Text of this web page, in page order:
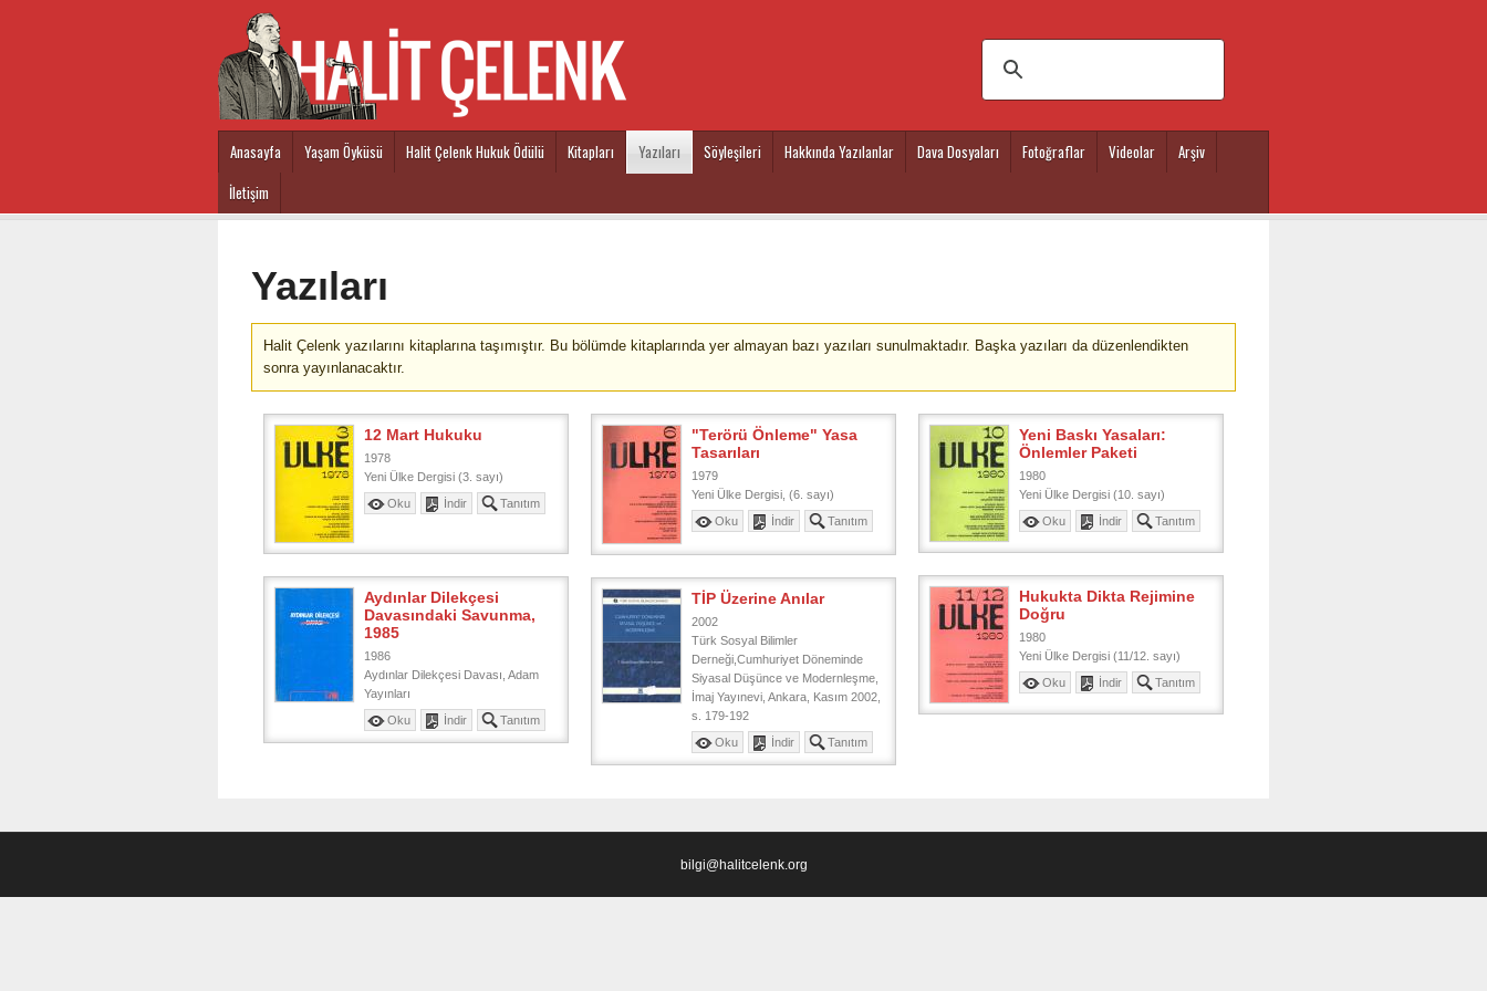
Main menu
Anasayfa Yaşam Öyküsü Halit Çelenk Hukuk Ödülü Kitapları Yazıları Söyleşileri Hakkında Yazılanlar Dava Dosyaları Fotoğraflar Videolar
Arşiv
İletişim
Yazıları
Halit Çelenk yazılarını kitaplarına taşımıştır. Bu bölümde kitaplarında yer almayan bazı yazıları sunulmaktadır. Başka yazıları da düzenlendikten
sonra yayınlanacaktır.
12 Mart Hukuku
1978
Yeni Ülke Dergisi (3. sayı)
Oku
İndir Tanıtım
"Terörü Önleme" Yasa
Tasarıları
1979
Yeni Ülke Dergisi, (6. sayı)
Oku
İndir Tanıtım
Yeni Baskı Yasaları:
Önlemler Paketi
1980
Yeni Ülke Dergisi (10. sayı)
Oku
İndir Tanıtım
Hukukta Dikta Rejimine
Doğru
1980
Yeni Ülke Dergisi (11/12. sayı)
Oku
İndir Tanıtım
Aydınlar Dilekçesi
Davasındaki Savunma,
1985
1986
Aydınlar Dilekçesi Davası, Adam
Yayınları
Oku
İndir Tanıtım
TİP Üzerine Anılar
2002
Türk Sosyal Bilimler
Derneği,Cumhuriyet Döneminde
Siyasal Düşünce ve Modernleşme,
İmaj Yayınevi, Ankara, Kasım 2002,
s. 179-192
Oku
İndir Tanıtım
bilgi@halitcelenk.org